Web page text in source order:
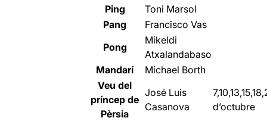
Ping
Toni Marsol
Pang
Francisco Vas
Pong
Mikeldi
Atxalandabaso
Mandarí
Michael Borth
Veu del
príncep de
Pèrsia
José Luis
Casanova
d’octubre